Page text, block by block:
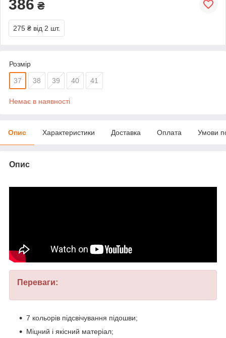
386 ₴
275 ₴ від 2 шт.
Розмір
37 38 39 40 41
Немає в наявності
Опис Характеристики Доставка Оплата Умови
Опис
Переваги:
7 кольорів підсвічування підошви;
Міцний і якісний матеріал;